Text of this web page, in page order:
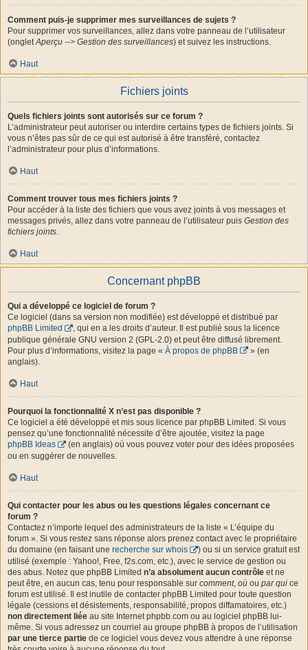
Comment puis-je supprimer mes surveillances de sujets ?
Pour supprimer vos surveillances, allez dans votre panneau de l’utilisateur
(ongletAperçu --> Gestion des surveillances) et suivez les instructions.
Haut
Fichiers joints
Quels fichiers joints sont autorisés sur ce forum ?
L’administrateur peut autoriser ou interdire certains types de fichiers joints. Si
vous n’êtes pas sûr de ce qui est autorisé à être transféré, contactez
l’administrateur pour plus d’informations.
Haut
Comment trouver tous mes fichiers joints ?
Pour accéder à la liste des fichiers que vous avez joints à vos messages et
messages privés, allez dans votre panneau de l’utilisateur puis Gestion des
fichiers joints.
Haut
Concernant phpBB
Qui a développé ce logiciel de forum ?
Ce logiciel (dans sa version non modifiée) est développé et distribué par
phpBB Limited
, qui en a les droits d’auteur. Il est publié sous la licence
publique générale GNU version 2 (GPL-2.0) et peut être diffusé librement.
Pour plus d’informations, visitez la page « À propos de phpBB
» (en
anglais).
Haut
Pourquoi la fonctionnalité X n’est pas disponible ?
Ce logiciel a été développé et mis sous licence par phpBB Limited. Si vous
pensez qu’une fonctionnalité nécessite d’être ajoutée, visitez la page
phpBB Ideas
(en anglais) où vous pouvez voter pour des idées proposées
ou en suggérer de nouvelles.
Haut
Qui contacter pour les abus ou les questions légales concernant ce
forum ?
Contactez n’importe lequel des administrateurs de la liste « L’équipe du
forum ». Si vous restez sans réponse alors prenez contact avec le propriétaire
du domaine (en faisant une recherche sur whois
) ou si un service gratuit est
utilisé (exemple : Yahoo!, Free, f2s.com, etc.), avec le service de gestion ou
des abus. Notez que phpBB Limited n’a absolument aucun contrôle et ne
peut être, en aucun cas, tenu pour responsable sur comment, où ou par qui ce
forum est utilisé. Il est inutile de contacter phpBB Limited pour toute question
légale (cessions et désistements, responsabilité, propos diffamatoires, etc.)
non directement liée au site Internet phpbb.com ou au logiciel phpBB lui-
même. Si vous adressez un courriel au groupe phpBB à propos de l’utilisation
par une tierce partie de ce logiciel vous devez vous attendre à une réponse